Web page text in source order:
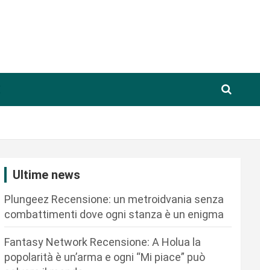
Ultime news
Plungeez Recensione: un metroidvania senza
combattimenti dove ogni stanza è un enigma
Fantasy Network Recensione: A Holua la
popolarità è un’arma e ogni “Mi piace” può